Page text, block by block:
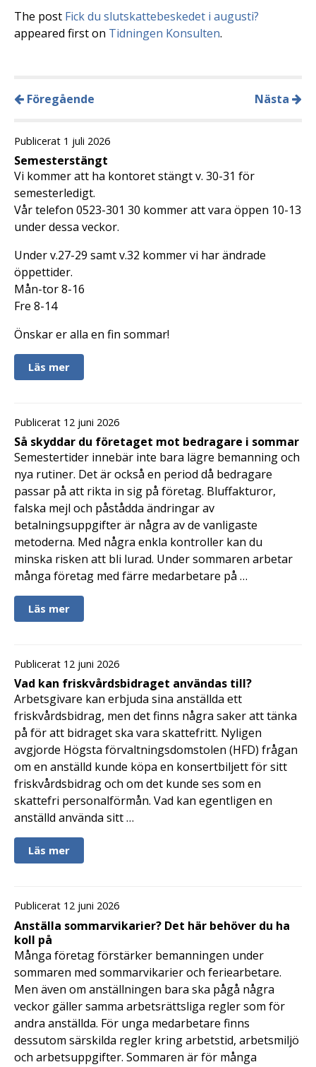
The post Fick du slutskattebeskedet i augusti?
appeared first on Tidningen Konsulten.
Föregående Nästa
Publicerat 1 juli 2026
Semesterstängt
Vi kommer att ha kontoret stängt v. 30-31 för
semesterledigt.
Vår telefon 0523-301 30 kommer att vara öppen 10-13
under dessa veckor.
Under v.27-29 samt v.32 kommer vi har ändrade
öppettider.
Mån-tor 8-16
Fre 8-14
Önskar er alla en fin sommar!
Läs mer
Publicerat 12 juni 2026
Så skyddar du företaget mot bedragare i sommar
Semestertider innebär inte bara lägre bemanning och
nya rutiner. Det är också en period då bedragare
passar på att rikta in sig på företag. Bluffakturor,
falska mejl och påstådda ändringar av
betalningsuppgifter är några av de vanligaste
metoderna. Med några enkla kontroller kan du
minska risken att bli lurad. Under sommaren arbetar
många företag med färre medarbetare på …
Läs mer
Publicerat 12 juni 2026
Vad kan friskvårdsbidraget användas till?
Arbetsgivare kan erbjuda sina anställda ett
friskvårdsbidrag, men det finns några saker att tänka
på för att bidraget ska vara skattefritt. Nyligen
avgjorde Högsta förvaltningsdomstolen (HFD) frågan
om en anställd kunde köpa en konsertbiljett för sitt
friskvårdsbidrag och om det kunde ses som en
skattefri personalförmån. Vad kan egentligen en
anställd använda sitt …
Läs mer
Publicerat 12 juni 2026
Anställa sommarvikarier? Det här behöver du ha
koll på
Många företag förstärker bemanningen under
sommaren med sommarvikarier och feriearbetare.
Men även om anställningen bara ska pågå några
veckor gäller samma arbetsrättsliga regler som för
andra anställda. För unga medarbetare finns
dessutom särskilda regler kring arbetstid, arbetsmiljö
och arbetsuppgifter. Sommaren är för många